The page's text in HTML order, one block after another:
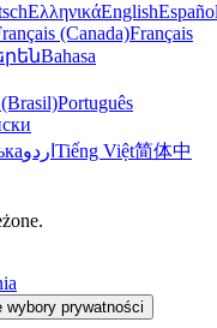
ΕλληνικάEnglish
(Canada)Français
Bahasa
Português
اردو Tiếng Việt简体中
wybory prywatności